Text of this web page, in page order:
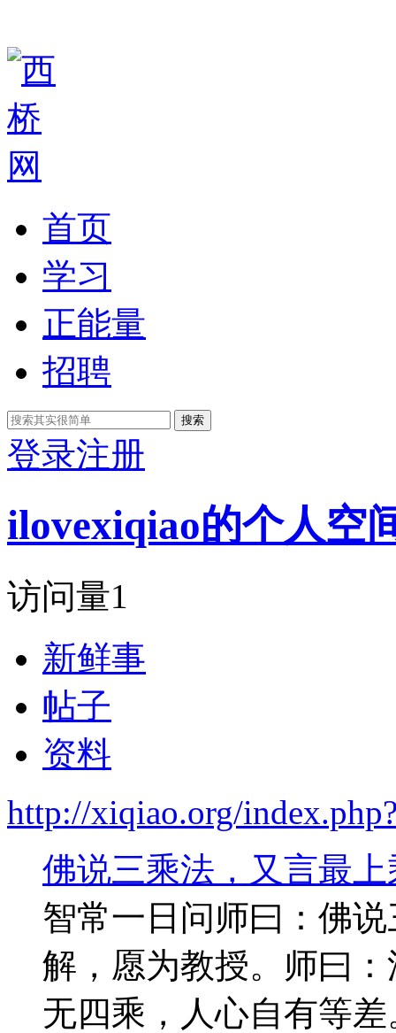
首页
学习
正能量
招聘
搜索
登录注册
ilovexiqiao的个人空
访问量1
新鲜事
帖子
资料
http://xiqiao.org/
佛说三乘法，又言最上
智常一日问师曰：佛
解，愿为教授。师曰
无四乘，人心自有等